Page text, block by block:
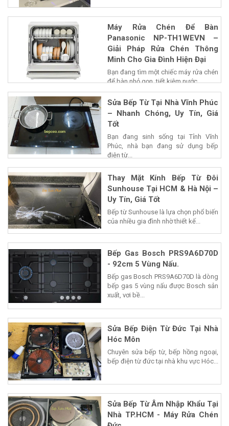
Máy Rửa Chén Để Bàn
Panasonic NP-TH1WEVN –
Giải Pháp Rửa Chén Thông
Minh Cho Gia Đình Hiện Đại
Bạn đang tìm một chiếc máy rửa chén
để bàn nhỏ gọn, tiết kiệm nước...
Sửa Bếp Từ Tại Nhà Vĩnh Phúc
– Nhanh Chóng, Uy Tín, Giá
Tốt
Bạn đang sinh sống tại Tỉnh Vĩnh
Phúc, nhà bạn đang sử dụng bếp
điện từ...
Thay Mặt Kính Bếp Từ Đôi
Sunhouse Tại HCM & Hà Nội –
Uy Tín, Giá Tốt
Bếp từ Sunhouse là lựa chọn phổ biến
của nhiều gia đình nhờ thiết kế...
Bếp Gas Bosch PRS9A6D70D
- 92cm 5 Vùng Nấu.
Bếp gas Bosch PRS9A6D70D là dòng
bếp gas 5 vùng nấu được Bosch sản
xuất, vơi bề...
Sửa Bếp Điện Từ Đức Tại Nhà
Hóc Môn
Chuyên sửa bếp từ, bếp hồng ngoại,
bếp điện từ đức tại nhà khu vực Hóc...
Sửa Bếp Từ Âm Nhập Khẩu Tại
Nhà TP.HCM - Máy Rửa Chén